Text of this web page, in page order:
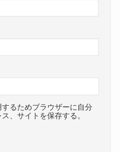
るためブラウザーに自分
、サイトを保存する。